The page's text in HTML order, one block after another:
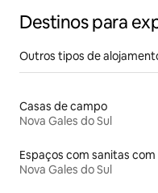
Destinos para
Outros tipos de
Casas de campo
Nova Gales do Sul
Nova Gales do Sul